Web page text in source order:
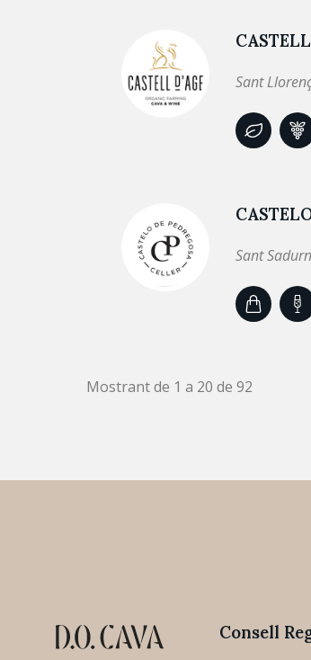
Sant
Sant
Mostrant de 1 a 20 de 92
Consell